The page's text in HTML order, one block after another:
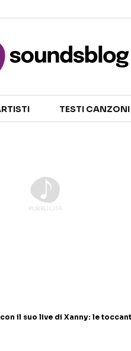
TALENT SHOW
TESTI CANZONI
il suo live di Xanny: le